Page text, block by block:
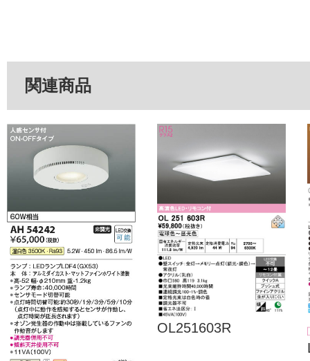
関連商品
OL251603R